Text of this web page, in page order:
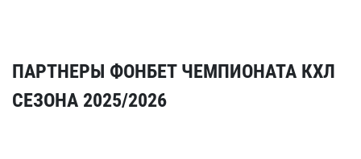
ПАРТНЕРЫ ФОНБЕТ ЧЕМПИОНАТА КХЛ
СЕЗОНА 2025/2026